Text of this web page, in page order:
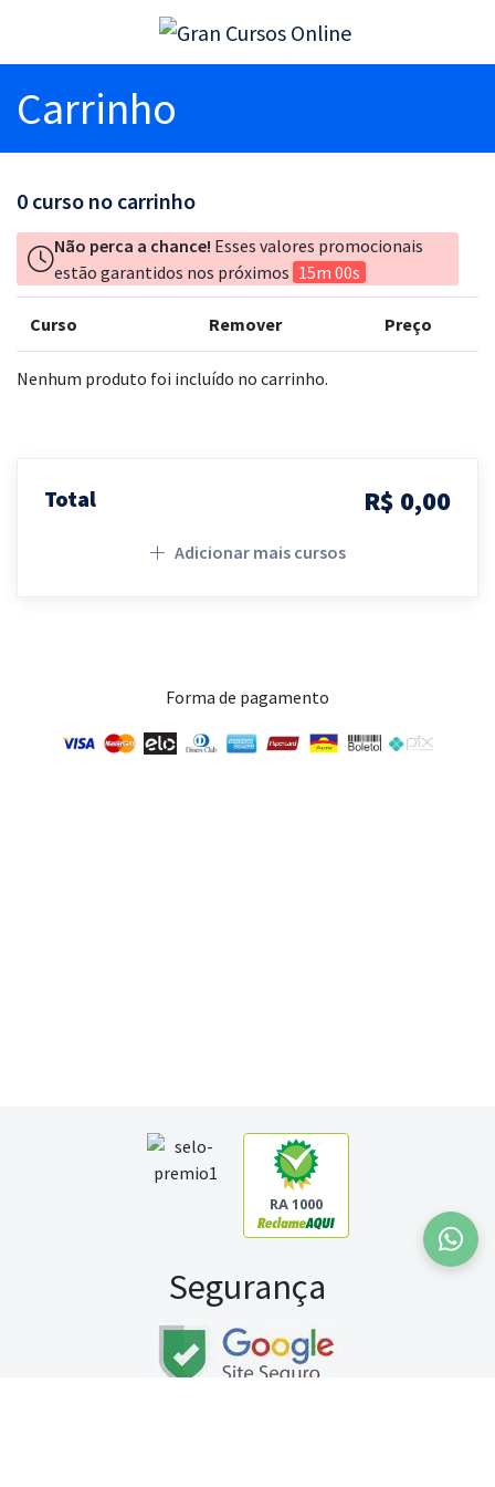
Carrinho
0 curso no carrinho
Não perca a chance! Esses valores promocionais
estão garantidos nos próximos 15m 00s
Curso Remover Preço
Nenhum produto foi incluído no carrinho.
Total R$ 0,00
Adicionar mais cursos
Forma de pagamento
RA 1000
Segurança